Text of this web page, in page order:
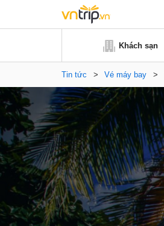
Khách sạn
Tin tức > Vé máy bay >